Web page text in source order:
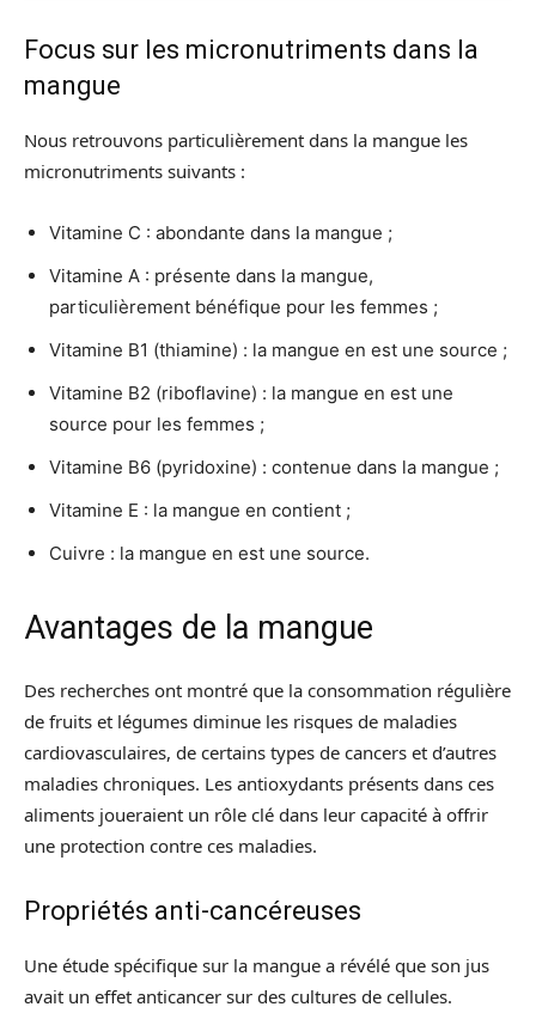
Focus sur les micronutriments dans la
mangue
Nous retrouvons particulièrement dans la mangue les
micronutriments suivants :
Vitamine C : abondante dans la mangue ;
Vitamine A : présente dans la mangue,
particulièrement bénéfique pour les femmes ;
Vitamine B1 (thiamine) : la mangue en est une source ;
Vitamine B2 (riboflavine) : la mangue en est une
source pour les femmes ;
Vitamine B6 (pyridoxine) : contenue dans la mangue ;
Vitamine E : la mangue en contient ;
Cuivre : la mangue en est une source.
Avantages de la mangue
Des recherches ont montré que la consommation régulière
de fruits et légumes diminue les risques de maladies
cardiovasculaires, de certains types de cancers et d’autres
maladies chroniques. Les antioxydants présents dans ces
aliments joueraient un rôle clé dans leur capacité à offrir
une protection contre ces maladies.
Propriétés anti-cancéreuses
Une étude spécifique sur la mangue a révélé que son jus
avait un effet anticancer sur des cultures de cellules.